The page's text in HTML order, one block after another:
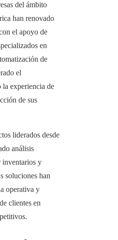
del ámbito
han renovado
el apoyo de
en
de
el
la experiencia de
de sus
liderados desde
análisis
inventarios y
soluciones han
operativa y
clientes en